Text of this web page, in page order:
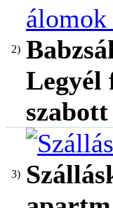
2)
Legyél
3)